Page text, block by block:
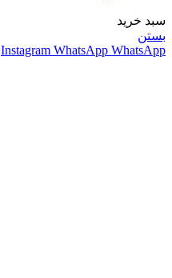
سبد خرید
بستن
Instagram WhatsApp WhatsApp